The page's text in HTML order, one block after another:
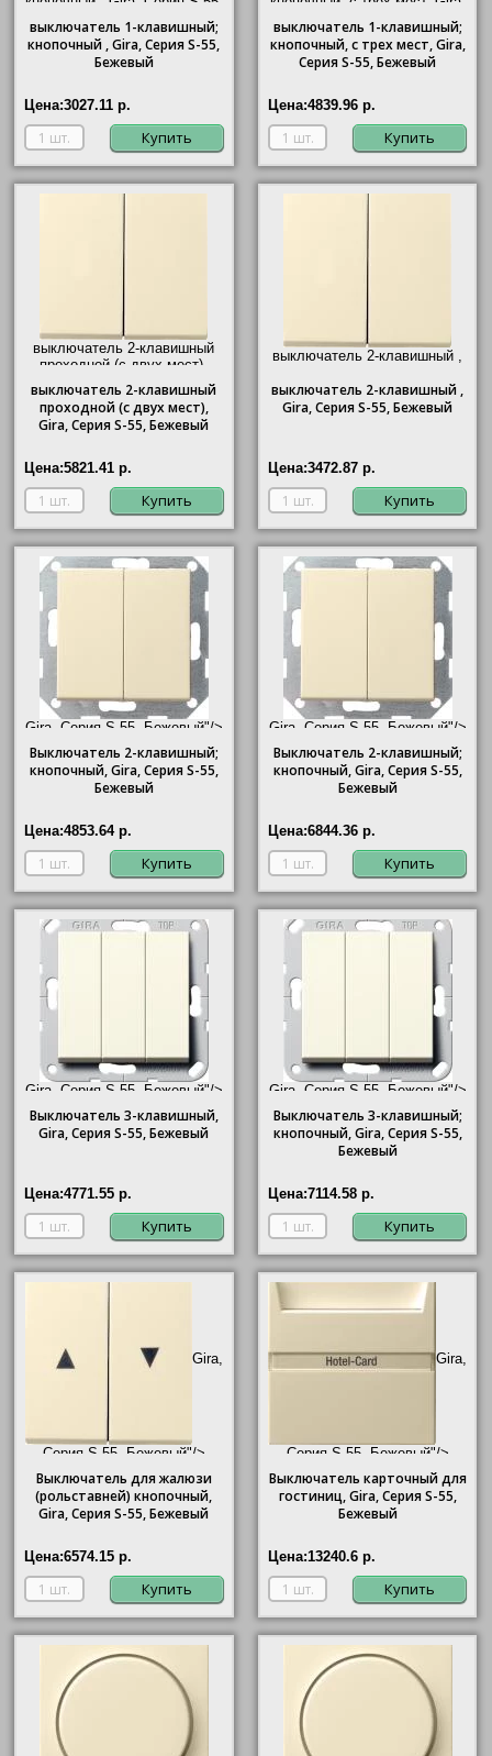
выключатель 1-клавишный;
кнопочный ,Gira, Серия S-55,
Бежевый
Цена:3027.11 р.
Купить
выключатель 1-клавишный;
кнопочный, с трех мест,Gira,
Серия S-55, Бежевый
Цена:4839.96 р.
Купить
выключатель 2-клавишный
проходной (с двух мест),
, Серия S-55, Бежевый"/>
выключатель 2-клавишный
проходной (с двух мест),
Gira, Серия S-55, Бежевый
Цена:5821.41 р.
Купить
выключатель 2-клавишный ,
выключатель 2-клавишный ,
Gira, Серия S-55, Бежевый
Цена:3472.87 р.
Купить
Gira, Серия S-55, Бежевый"/>
Выключатель 2-клавишный;
кнопочный,Gira, Серия S-55,
Бежевый
Цена:4853.64 р.
Купить
Gira, Серия S-55, Бежевый"/>
Выключатель 2-клавишный;
кнопочный,Gira, Серия S-55,
Бежевый
Цена:6844.36 р.
Купить
Gira, Серия S-55, Бежевый"/>
Выключатель 3-клавишный,
Gira, Серия S-55, Бежевый
Цена:4771.55 р.
Купить
Gira, Серия S-55, Бежевый"/>
Выключатель 3-клавишный;
кнопочный,Gira, Серия S-55,
Бежевый
Цена:7114.58 р.
Купить
Gira,
Серия S-55, Бежевый"/>
Выключатель для жалюзи
(рольставней) кнопочный,
Gira, Серия S-55, Бежевый
Цена:6574.15 р.
Купить
Gira,
Серия S-55, Бежевый"/>
Выключатель карточный для
гостиниц,Gira, Серия S-55,
Бежевый
Цена:13240.6 р.
Купить